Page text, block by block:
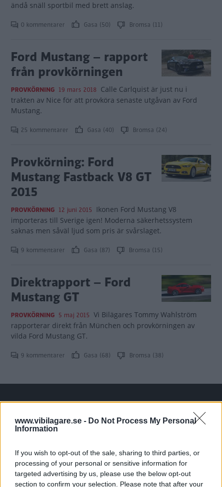
www.vibilagare.se - Do Not Process My Personal
Information
If you wish to opt-out of the sale, sharing to third parties, or
processing of your personal or sensitive information for
targeted advertising by us, please use the below opt-out
section to confirm your selection. Please note that after your
ändå snäll sportbil med brett anslag.
0 kommentarer Gasa (50) Bromsa (11)
Ford Mustang – rapport
från provkörningen
PROVKÖRNING 19 mars 2018 Calle Carlquist är just nu i
trakten av Nice för att provköra senaste utgåvan av Ford
Mustang.
25 kommentarer Gasa (40) Bromsa (24)
Provkörning: Ford
Mustang Fastback V8 GT
2015
PROVKÖRNING 12 juni 2015 Ikonen Ford Mustang V8
importeras till Sverige igen! Moderna säkerhetssystem
saknas men såväl ljud som pris är svårslaget.
9 kommentarer Gasa (87) Bromsa (15)
Direktrapport – Ford
Mustang GT
PROVKÖRNING 5 maj 2015 Vi Bilägares Tommy Wahlström
rapporterar direkt från München och provkörningen av
vilda Ford Mustang GT.
9 kommentarer Gasa (68) Bromsa (38)
Tester: De senaste vi kört